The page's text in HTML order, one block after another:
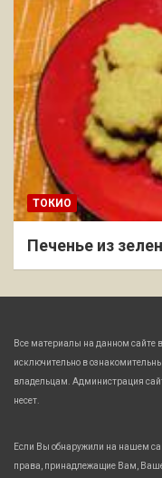
ТОКИО
Печенье из
Все материалы на данном сайте
исключительно в
владельцам. Администрация
несет.
Если Вы обнаружили на нашем
права, принадлежащие Вам,